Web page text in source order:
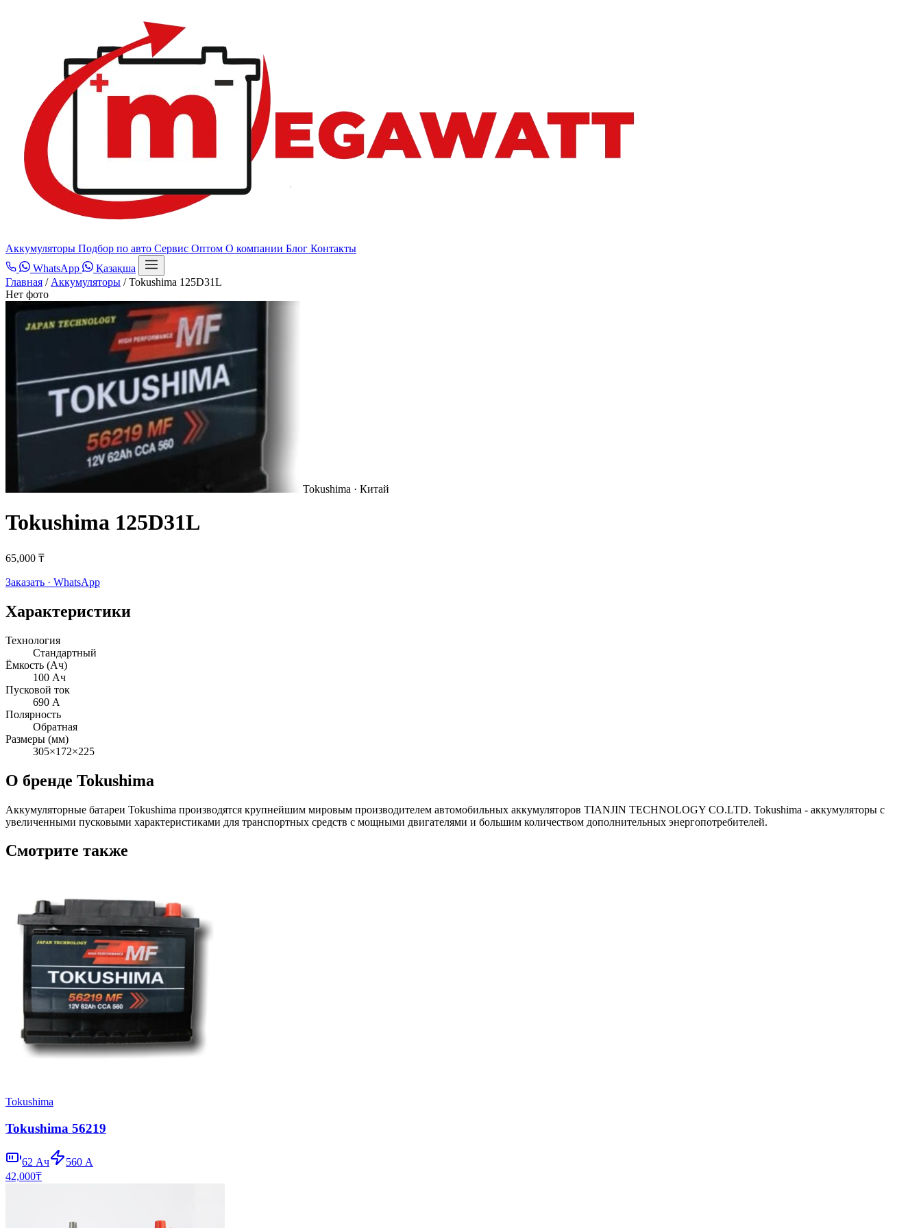
Аккумуляторы Подбор по авто Сервис Оптом О компании Блог Контакты
WhatsApp
Қазақша
Главная / Аккумуляторы / Tokushima 125D31L
Нет фото
Tokushima · Китай
Tokushima 125D31L
65,000 ₸
Заказать · WhatsApp
Характеристики
Технология
Стандартный
Ёмкость (Ач)
100 Ач
Пусковой ток
690 А
Полярность
Обратная
Размеры (мм)
305×172×225
О бренде Tokushima
Аккумуляторные батареи Tokushima производятся крупнейшим мировым производителем автомобильных аккумуляторов TIANJIN TECHNOLOGY CO.LTD. Tokushima - аккумуляторы с
увеличенными пусковыми характеристиками для транспортных средств с мощными двигателями и большим количеством дополнительных энергопотребителей.
Смотрите также
Tokushima
Tokushima 56219
62 Ач 560 А
42,000₸